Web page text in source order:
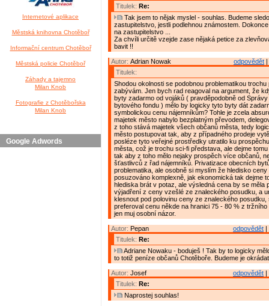
Internetové aplikace
Městská knihovna Chotěboř
Informační centrum Chotěboř
Městská policie Chotěboř
Záhady a tajemno
Milan Knob
Fotografie z Chotěbořska
Milan Knob
Google Adwords
Titulek: Re:
Tak jsem to nějak myslel - souhlas. Budeme
zastupitelstvo, jestli podlehnou známostem.
na zastupitelstvo ...
Za chvíli určitě vzejde zase nějaká petice za
bavit !!
odpovědět
Autor: Adrian Nowak
Titulek:
Shodou okolnosti se podobnou problematikou trochu
zabývám. Jen bych rad reagoval na argument, že
byty zadarmo od vojáků ( pravděpodobně od
bytového fondu ) mělo by logicky tyto byty dát
symbolickou cenu nájemníkům? Tohle je zcela
majetek město nabylo bezplatným převodem,
z toho stává majetek všech občanů města, tedy
město postupovat tak, aby z případného prodeje
posléze tyto veřejné prostředky utratilo ku
města, což je trochu sci-fi představa, ale dejme
tak aby z toho mělo nejaky prospěch více občanů,
šťastlivců z řad nájemníků. Privatizace obecních
problematika, ale osobně si myslím že hledisko ceny
posuzováno komplexně, jak ekonomická tak dejme
hlediska brát v potaz, ale výsledná cena by se měla
výjadření z ceny vzešlé ze znaleckého posudku, a
klesnout pod polovinu ceny ze znaleckého
preferoval cenu někde na hranici 75 - 80 % z tržního
jen muj osobní názor.
odpovědět |
Autor: Pepan
Titulek: Re:
Adriane Nowaku - boduješ ! Tak by to logicky
to totiž peníze občanů Chotěboře. Budeme je
odpovědět |
Autor: Josef
Titulek: Re:
Naprostej souhlas!